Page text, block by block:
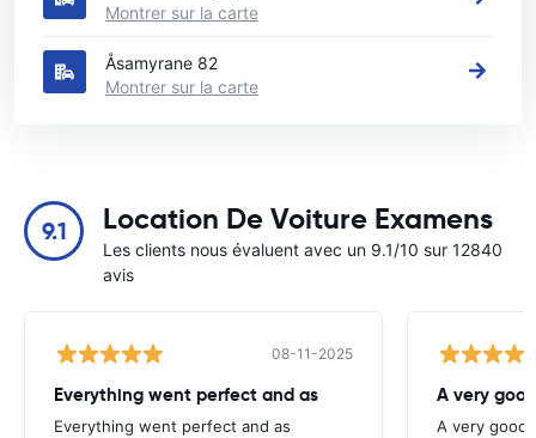
Montrer sur la carte
Åsamyrane 82
Montrer sur la carte
9.1 Location De Voiture Examens
Les clients nous évaluent avec un 9.1/10 sur 12840
avis
08-11-2025
Everything went perfect and as
Everything went perfect and as
A very
A very good